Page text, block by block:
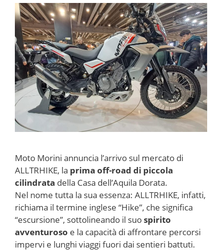
Moto Morini annuncia l’arrivo sul mercato di
ALLTRHIKE, la prima off-road di piccola
cilindrata della Casa dell’Aquila Dorata.
Nel nome tutta la sua essenza: ALLTRHIKE, infatti,
richiama il termine inglese “Hike”, che significa
“escursione”, sottolineando il suospirito
avventuroso e la capacità di affrontare percorsi
impervi e lunghi viaggi fuori dai sentieri battuti.